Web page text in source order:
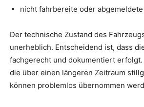
nicht fahrbereite oder
Der technische Zustand des
unerheblich. Entscheidend ist, dass
fachgerecht und dokumentiert erfolgt.
die über einen längeren Zeitraum
können problemlos übernommen